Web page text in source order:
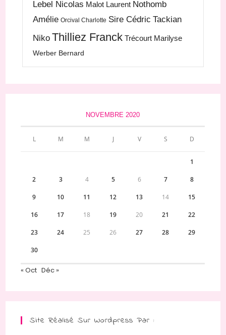
Lebel Nicolas Malot Laurent Nothomb
Amélie Orcival Charlotte Sire Cédric Tackian
Niko Thilliez Franck Trécourt Marilyse
Werber Bernard
NOVEMBRE 2020
L M M J V S D
1
2 3 4 5 6 7 8
9 10 11 12 13 14 15
16 17 18 19 20 21 22
23 24 25 26 27 28 29
30
« Oct Déc »
Site Réalisé Sur Wordpress Par :